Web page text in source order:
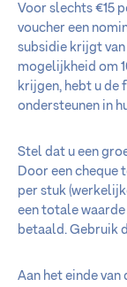
Voor slechts €15
voucher een
subsidie krijgt
mogelijkheid om
krijgen, hebt u
ondersteunen in
Stel dat u een
Door een cheque
per stuk
een totale
betaald. Gebruik
Aan het einde van